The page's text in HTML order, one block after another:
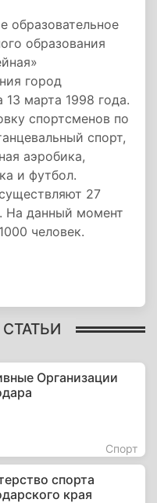
образовательное
образования
город
марта 1998 года.
спортсменов по
спорт,
аэробика,
и футбол.
27
На данный момент
человек.
Организации
Спорт
спорта
края